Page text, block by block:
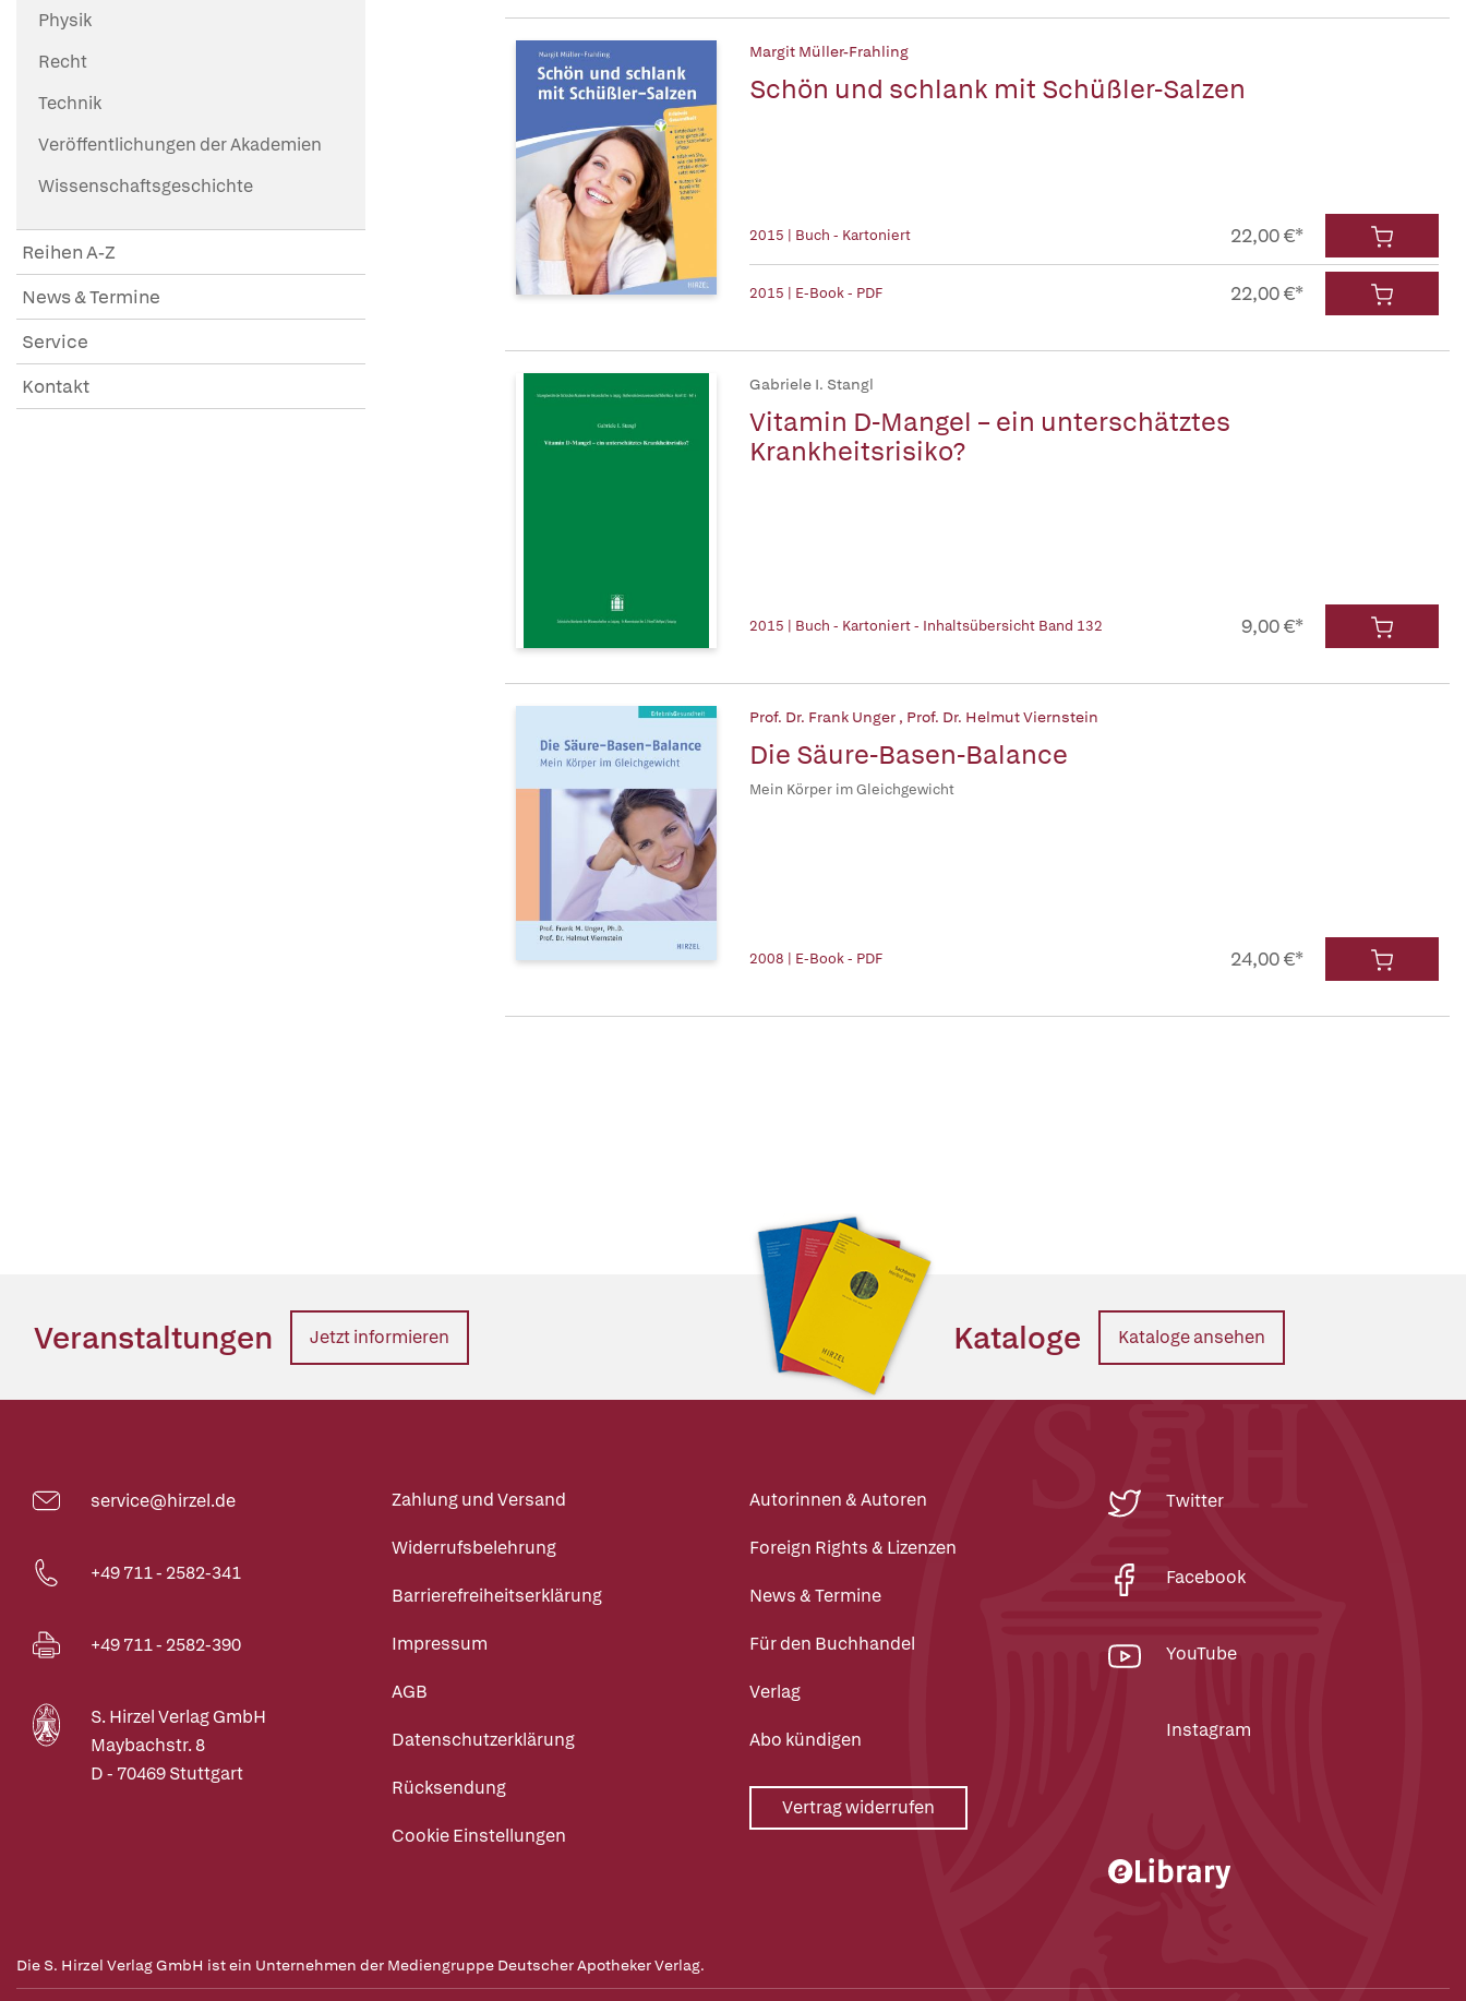
Physik
Recht
Technik
Veröffentlichungen der Akademien
Wissenschaftsgeschichte
Reihen A-Z
News & Termine
Service
Kontakt
Margit Müller-Frahling
Schön und schlank mit Schüßler-Salzen
2015 | Buch - Kartoniert 22,00 €*
2015 | E-Book - PDF 22,00 €*
Gabriele I. Stangl
Vitamin D-Mangel – ein unterschätztes
Krankheitsrisiko?
2015 | Buch - Kartoniert - Inhaltsübersicht Band 132 9,00 €*
Prof. Dr. Frank Unger , Prof. Dr. Helmut Viernstein
Die Säure-Basen-Balance
Mein Körper im Gleichgewicht
2008 | E-Book - PDF 24,00 €*
Veranstaltungen Jetzt informieren Kataloge Kataloge ansehen
service@hirzel.de
+49 711 - 2582-341
+49 711 - 2582-390
S. Hirzel Verlag GmbH
Maybachstr. 8
D - 70469 Stuttgart
Zahlung und Versand
Widerrufsbelehrung
Barrierefreiheitserklärung
Impressum
AGB
Datenschutzerklärung
Rücksendung
Cookie Einstellungen
Autorinnen & Autoren
Foreign Rights & Lizenzen
News & Termine
Für den Buchhandel
Verlag
Abo kündigen
Vertrag widerrufen
Twitter
Facebook
YouTube
Instagram
Die S. Hirzel Verlag GmbH ist ein Unternehmen der Mediengruppe Deutscher Apotheker Verlag.